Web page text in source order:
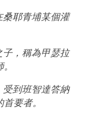
耶青埔某個灌
，稱為甲瑟拉
到班智達答納
要者。